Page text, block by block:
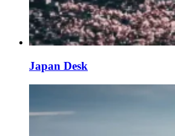
Japan Desk